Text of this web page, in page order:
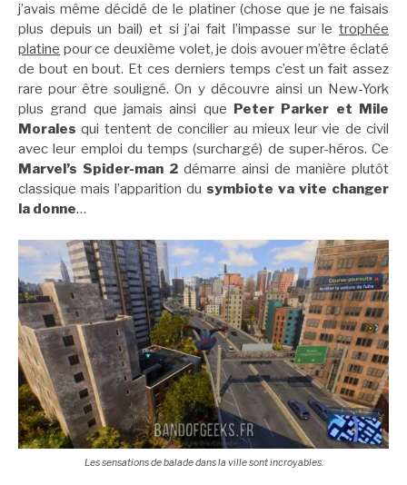
j’avais même décidé de le platiner (chose que je ne faisais
plus depuis un bail) et si j’ai fait l’impasse sur le trophée
platine pour ce deuxième volet, je dois avouer m’être éclaté
de bout en bout. Et ces derniers temps c’est un fait assez
rare pour être souligné. On y découvre ainsi un New-York
plus grand que jamais ainsi que
Peter Parker et Mile
Moralesqui tentent de concilier au mieux leur vie de civil
avec leur emploi du temps (surchargé) de super-héros. Ce
Marvel’s Spider-man 2 démarre ainsi de manière plutôt
classique mais l’apparition du symbiote va vite changer
la donne…
Les sensations de balade dans la ville sont incroyables.